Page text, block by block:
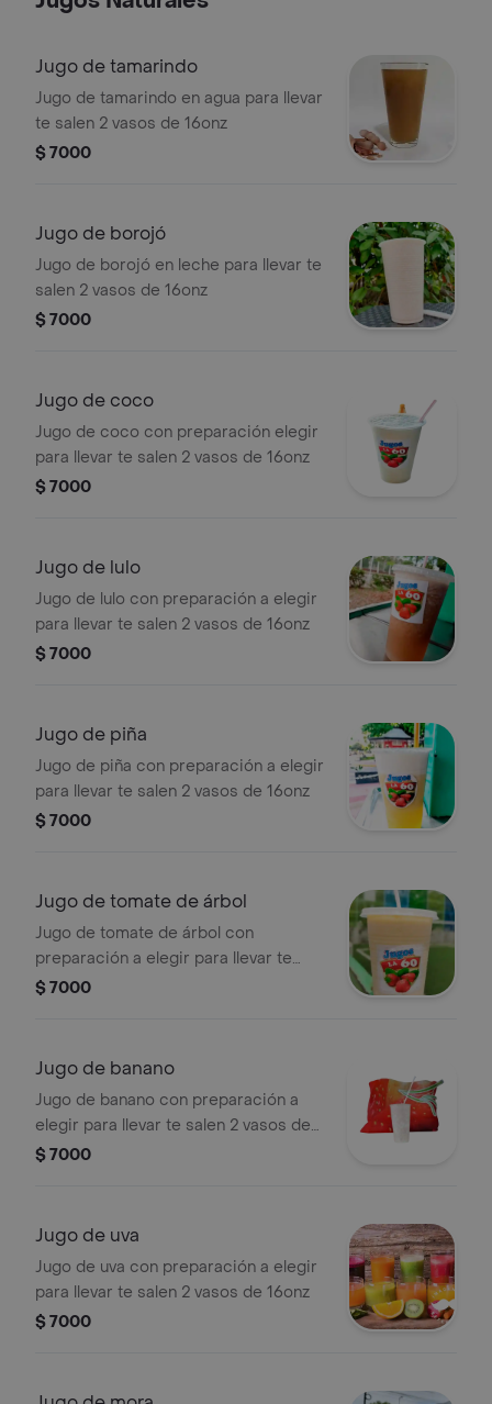
Jugo de tamarindo
Jugo de tamarindo en agua para llevar
te salen 2 vasos de 16onz
$ 7000
Jugo de borojó
Jugo de borojó en leche para llevar te
salen 2 vasos de 16onz
$ 7000
Jugo de coco
Jugo de coco con preparación elegir
para llevar te salen 2 vasos de 16onz
$ 7000
Jugo de lulo
Jugo de lulo con preparación a elegir
para llevar te salen 2 vasos de 16onz
$ 7000
Jugo de piña
Jugo de piña con preparación a elegir
para llevar te salen 2 vasos de 16onz
$ 7000
Jugo de tomate de árbol
Jugo de tomate de árbol con
preparación a elegir para llevar te
salen 2 vasos de 16onz
$ 7000
Jugo de banano
Jugo de banano con preparación a
elegir para llevar te salen 2 vasos de
16onz
$ 7000
Jugo de uva
Jugo de uva con preparación a elegir
para llevar te salen 2 vasos de 16onz
$ 7000